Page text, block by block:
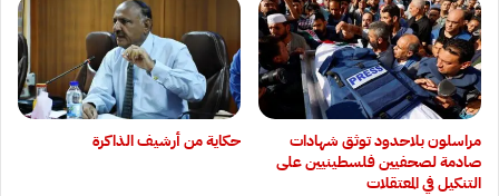
‏مراسلون بلاحدود توثق شهادات
صادمة لصحفيين فلسطينيين على
التنكيل في المعتقلات
حكاية من أرشيف الذاكرة